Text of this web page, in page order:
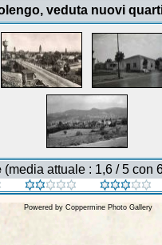
veduta nuovi
(media attuale : 1,6 / 5 con
Powered by Coppermine Photo Gallery